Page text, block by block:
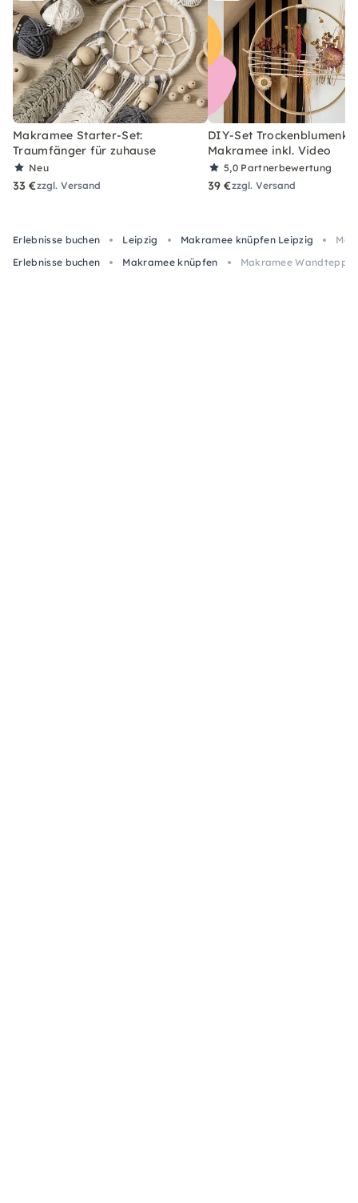
Makramee Starter-Set:
Traumfänger für zuhause
Neu
33 €zzgl. Versand
DIY-Set
Makramee inkl. Video
5,0 Partnerbewertung
39 €zzgl. Versand
Erlebnisse buchen Leipzig Makramee knüpfen Leipzig
Erlebnisse buchen
Makramee knüpfen Makramee